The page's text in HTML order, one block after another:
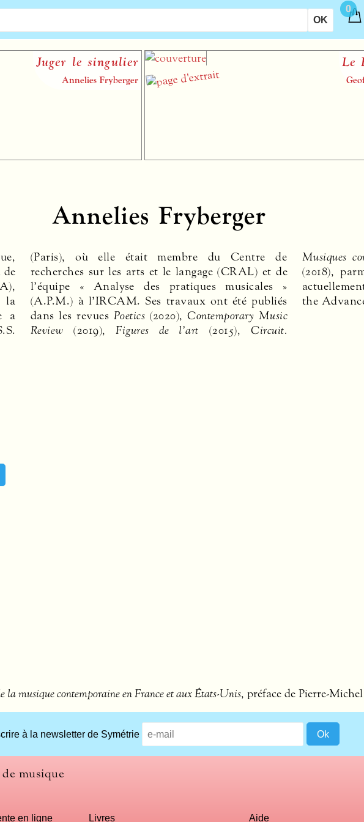
0
Juger le singulier
Annelies Fryberger
Le
Annelies Fryberger
),
la
a
(Paris), où elle était membre du Centre de
recherches sur les arts et le langage (CRAL) et de
l’équipe « Analyse des pratiques musicales »
(A.P.M.) à l’IRCAM. Ses travaux ont été publiés
dans les revues Poetics (2020),Contemporary Music
Review (2019),Figures de l’art (2015),Circuit.
Musiques
(2018),
the
la musique contemporaine en France et aux États-Unis, préface de Pierre-
à la newsletter de Symétrie
musique
en ligne Livres Aide